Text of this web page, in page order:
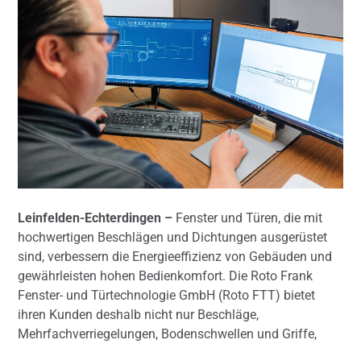
Leinfelden-Echterdingen – Fenster und Türen, die mit
hochwertigen Beschlägen und Dichtungen ausgerüstet
sind, verbessern die Energieeffizienz von Gebäuden und
gewährleisten hohen Bedienkomfort. Die Roto Frank
Fenster- und Türtechnologie GmbH (Roto FTT) bietet
ihren Kunden deshalb nicht nur Beschläge,
Mehrfachverriegelungen, Bodenschwellen und Griffe,